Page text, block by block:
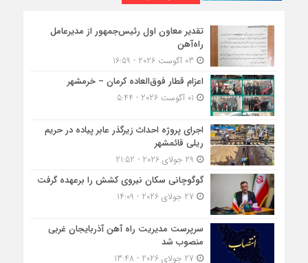
تقدیر معاون اول رئیس‌جمهور از مدیرعامل
راه‌آهن
اعزام قطار فوق‌العاده کرمان – خرمشهر
اجرای پروژه احداث زیرگذر عابر پیاده در حریم
ریلی قائمشهر
گوگوچانی سکان نیروی کشش را برعهده گرفت
سرپرست مدیریت راه آهن آذربایجان غربی
منصوب شد